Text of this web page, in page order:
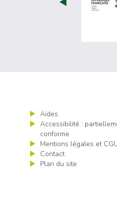
Aides
Accessibilité :
conforme
Mentions légales et
Contact
Plan du site